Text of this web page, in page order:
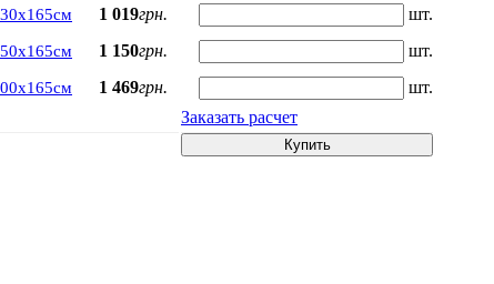
1 019грн. шт.
1 150грн. шт.
1 469грн.
шт.
Заказать расчет
Купить